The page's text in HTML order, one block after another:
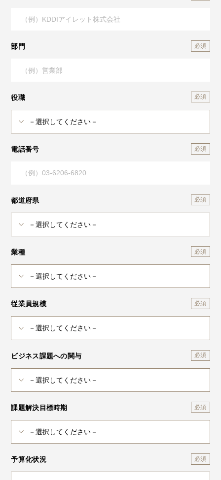
部門
役職
電話番号
都道府県
業種
従業員規模
ビジネス課題への関与
課題解決目標時期
予算化状況